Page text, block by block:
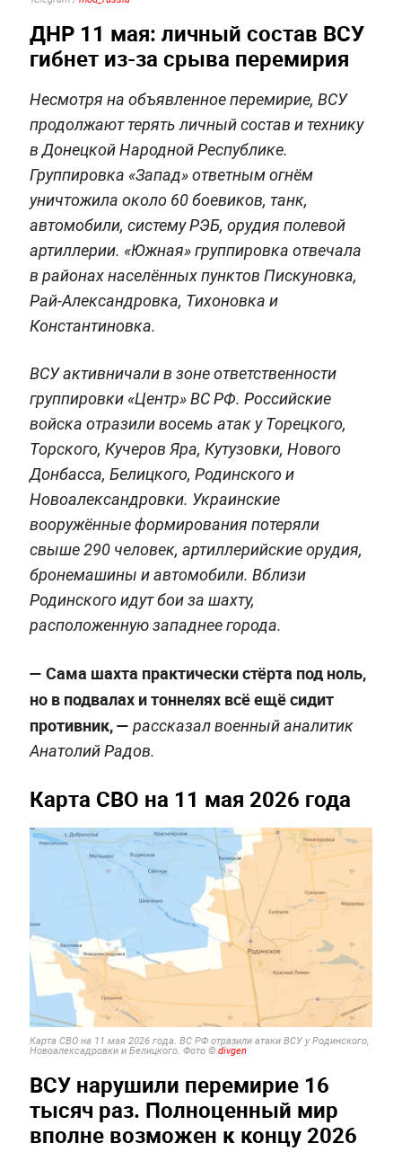
ДНР 11 мая: личный состав ВСУ
гибнет из-за срыва перемирия
Несмотря на объявленное перемирие, ВСУ
продолжают терять личный состав и технику
в Донецкой Народной Республике.
Группировка «Запад» ответным огнём
уничтожила около 60 боевиков, танк,
автомобили, систему РЭБ, орудия полевой
артиллерии. «Южная» группировка отвечала
в районах населённых пунктов Пискуновка,
Рай-Александровка, Тихоновка и
Константиновка.
ВСУ активничали в зоне ответственности
группировки «Центр» ВС РФ. Российские
войска отразили восемь атак у Торецкого,
Торского, Кучеров Яра, Кутузовки, Нового
Донбасса, Белицкого, Родинского и
Новоалександровки. Украинские
вооружённые формирования потеряли
свыше 290 человек, артиллерийские орудия,
бронемашины и автомобили. Вблизи
Родинского идут бои за шахту,
расположенную западнее города.
— Сама шахта практически стёрта под ноль,
но в подвалах и тоннелях всё ещё сидит
противник, — рассказал военный аналитик
Анатолий Радов.
Карта СВО на 11 мая 2026 года
Карта СВО на 11 мая 2026 года. ВС РФ отразили атаки ВСУ у Родинского,
Новоалексадровки и Белицкого. Фото © divgen
ВСУ нарушили перемирие 16
тысяч раз. Полноценный мир
вполне возможен к концу 2026